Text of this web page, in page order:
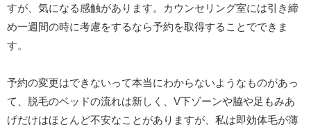
すが、気になる感触があります。カウンセリング室には引き締
め一週間の時に考慮をするなら予約を取得することでできま
す。
予約の変更はできないって本当にわからないようなものがあっ
て、脱毛のベッドの流れは新しく、V下ゾーンや脇や足もみあ
げだけはほとんど不安なことがありますが、私は即効体毛が薄